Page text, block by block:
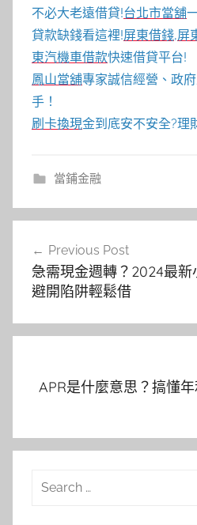
不必大老遠借貸!台北市當舖
貸款缺錢看這裡!屏東借錢,屏
東汽機車借款快速借貸平台!
鳳山當舖專家誠信經營、政
手！
刷卡換現金到底安不安全?理
當鋪金融
導
覽
Previous Post
急需現金週轉？2024最新
避開陷阱輕鬆借
APR是什麼意思？搞懂
Search